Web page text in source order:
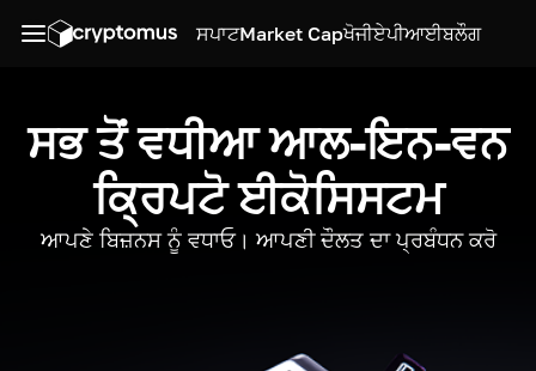
ਸਪਾਟMarket Capਖੋਜੀਏਪੀਆਈਬਲੌਗ
ਸਭ ਤੋਂ ਵਧੀਆ ਆਲ-ਇਨ-ਵਨ
ਕ੍ਰਿਪਟੋ ਈਕੋਸਿਸਟਮ
ਆਪਣੇ ਬਿਜ਼ਨਸ ਨੂੰ ਵਧਾਓ। ਆਪਣੀ ਦੌਲਤ ਦਾ ਪ੍ਰਬੰਧਨ ਕਰੋ